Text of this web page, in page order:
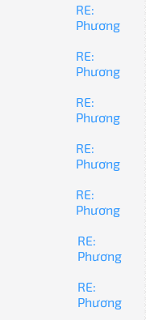
RE:
Phương
RE:
Phương
RE:
Phương
RE:
Phương
RE:
Phương
RE:
Phương
RE:
Phương